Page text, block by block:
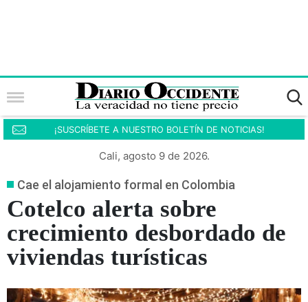
¡SUSCRÍBETE A NUESTRO BOLETÍN DE NOTICIAS!
Cali, agosto 9 de 2026.
Cae el alojamiento formal en Colombia
Cotelco alerta sobre
crecimiento desbordado de
viviendas turísticas